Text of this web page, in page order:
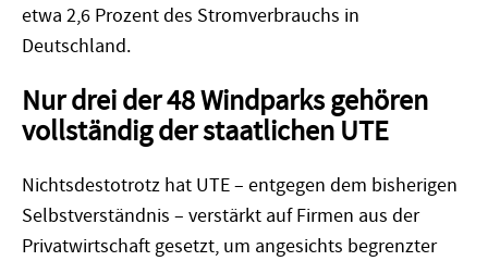
etwa 2,6 Prozent des Stromverbrauchs in
Deutschland.
Nur drei der 48 Windparks gehören
vollständig der staatlichen UTE
Nichtsdestotrotz hat UTE – entgegen dem bisherigen
Selbstverständnis – verstärkt auf Firmen aus der
Privatwirtschaft gesetzt, um angesichts begrenzter